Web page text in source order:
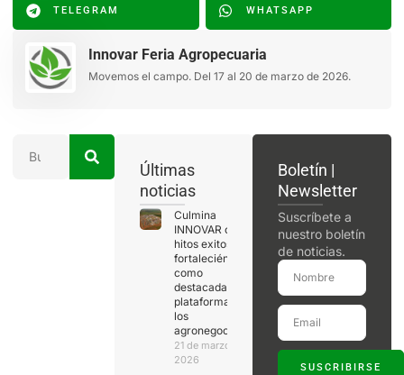
TELEGRAM WHATSAPP
Innovar Feria Agropecuaria
Movemos el campo. Del 17 al 20 de marzo de 2026.
Últimas
noticias
Culmina
INNOVAR con
hitos exitosos,
fortaleciéndose
como
destacada
plataforma de
los
agronegocios
21 de marzo de
2026
Boletín |
Newsletter
Suscríbete a
nuestro boletín
de noticias.
SUSCRIBIRSE